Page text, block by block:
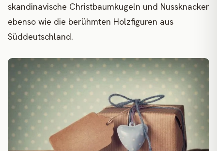
skandinavische Christbaumkugeln und Nussknacker
ebenso wie die berühmten Holzfiguren aus
Süddeutschland.